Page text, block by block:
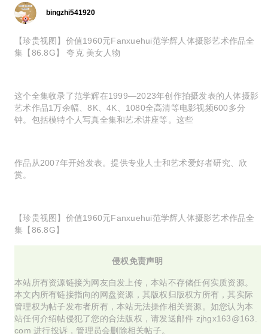
bingzhi541920
【珍贵视图】价值1960元Fanxuehui范学辉人体摄影艺术作品全
集【86.8G】 夸克 美女人物
这个全集收录了范学辉在1999—2023年创作拍摄发表的人体摄影
艺术作品1万余幅、8K、4K、1080全高清等电影视频600多分
钟。包括模特个人写真全集和艺术讲座等。这些
作品从2007年开始发表。提供专业人士和艺术爱好者研究、欣
赏。
【珍贵视图】价值1960元Fanxuehui范学辉人体摄影艺术作品全
集【86.8G】
侵权免责声明
本站所有资源链接为网友自发上传，本站不存储任何实质资源。
本文内所有链接指向的网盘资源，其版权归版权方所有，其实际
管理权为帖子发布者所有，本站无法操作相关资源。如您认为本
站任何介绍帖侵犯了您的合法版权，请发送邮件 zjhgx163@163.
com 进行投诉，管理员会删除相关帖子。